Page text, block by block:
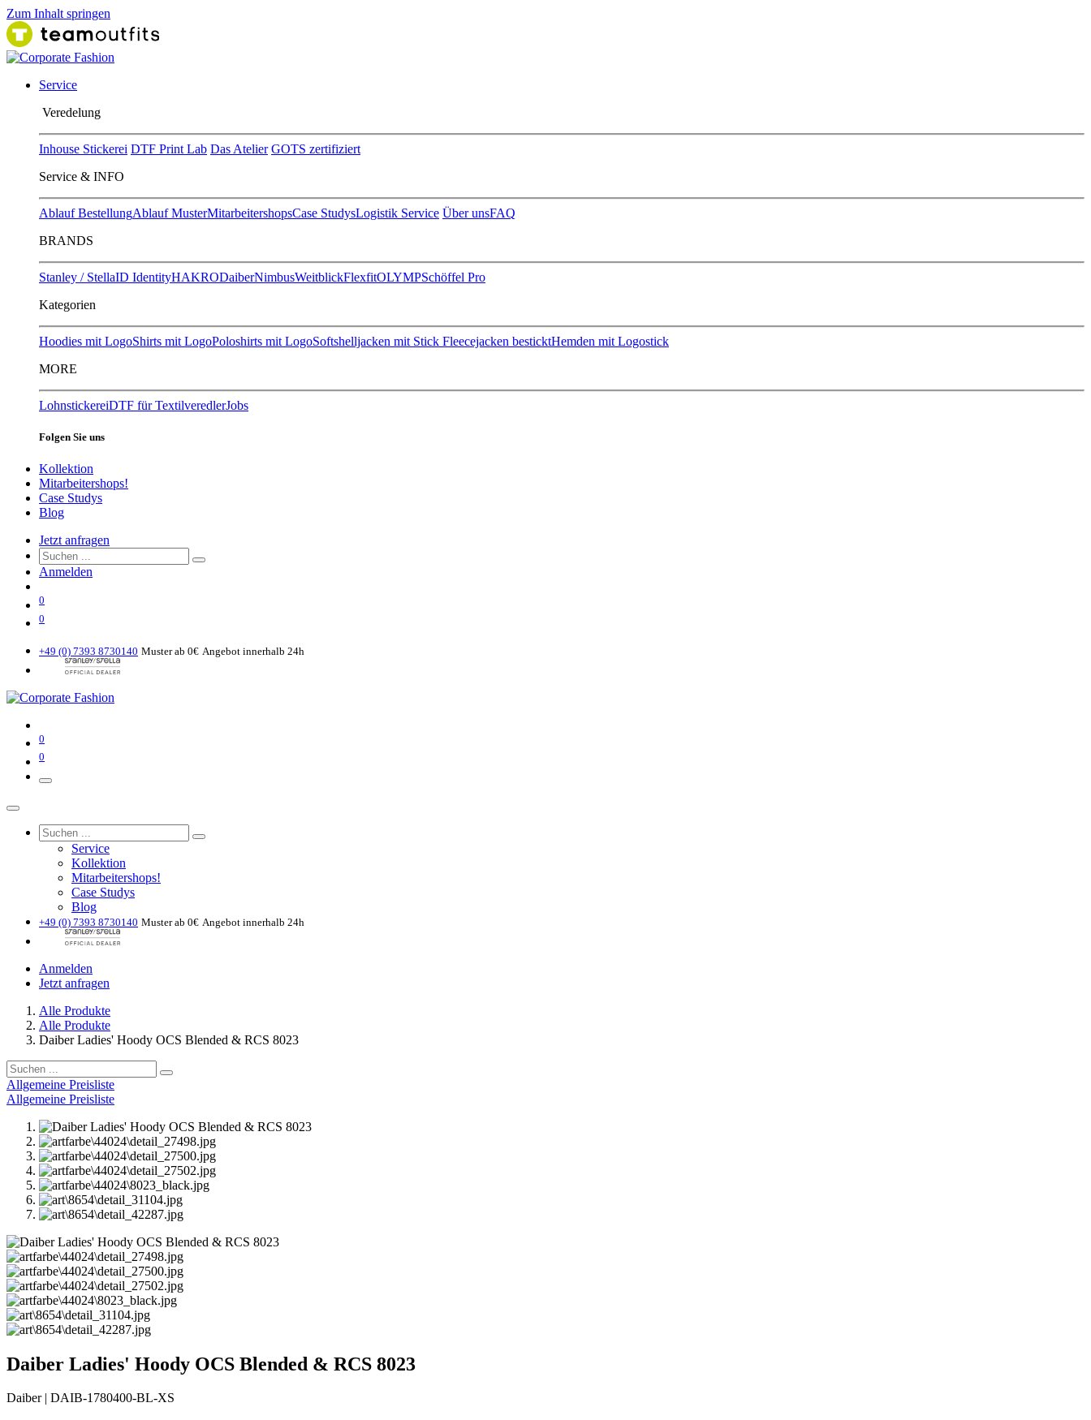
Zum Inhalt springen
Service
Ver​edelung
Inhouse Stickerei DTF Print Lab Das Atelier GOTS zertifiziert
Service & INFO
Ablauf BestellungAblauf MusterMitarbeitershopsCase StudysLogistik Service Über unsFAQ
BRANDS
Stanley / StellaID IdentityHAKRODaiberNimbusWeitblickFlexfitOLYMPSchöffel Pro
Kategorien
Hoodies mit LogoShirts mit LogoPoloshirts mit LogoSoftshelljacken mit Stick Fleecejacken besticktHemden mit Logostick
MORE
LohnstickereiDTF für TextilveredlerJobs
Folgen Sie uns
Kollektion
Mitarbeitershops!
Case Studys
Blog
Jetzt anfragen
Anmelden
0
0
+49 (0) 7393 8730140 Muster ab 0€ Angebot innerhalb 24h
0
0
Service
Kollektion
Mitarbeitershops!
Case Studys
Blog
+49 (0) 7393 8730140 Muster ab 0€ Angebot innerhalb 24h
Anmelden
Jetzt anfragen
Alle Produkte
Alle Produkte
Daiber Ladies' Hoody OCS Blended & RCS 8023
Allgemeine Preisliste
Allgemeine Preisliste
Daiber Ladies' Hoody OCS Blended & RCS 8023
Daiber| DAIB-1780400-BL-XS